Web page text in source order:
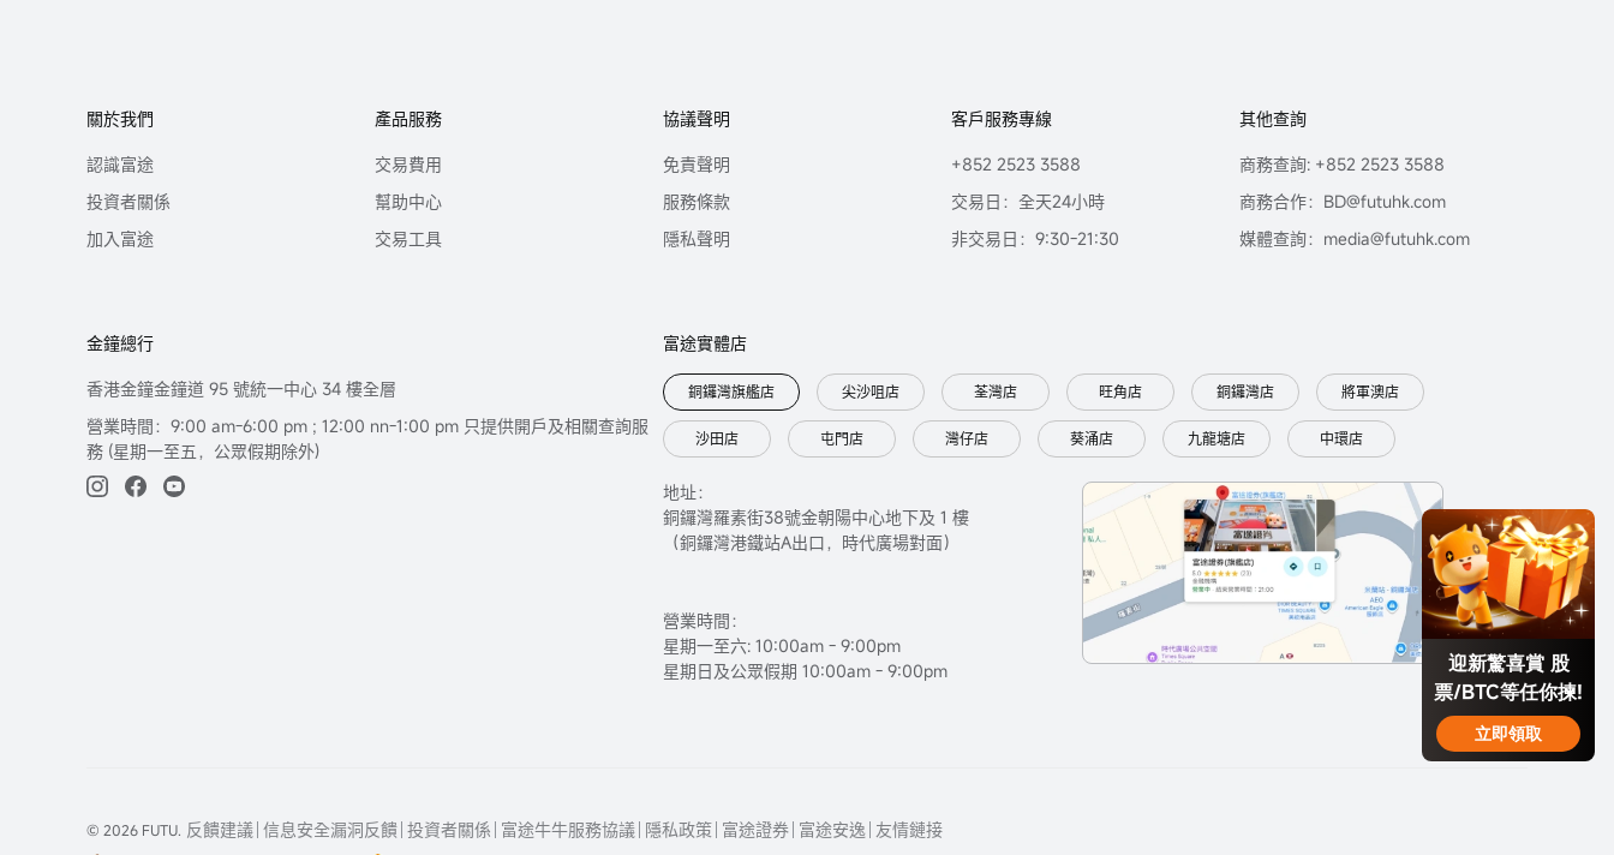
迎新驚喜賞 股
票/BTC等任你揀!
立即領取
關於我們
認識富途
投資者關係
加入富途
產品服務
交易費用
幫助中心
交易工具
協議聲明
免責聲明
服務條款
隱私聲明
客戶服務專線
+852 2523 3588
交易日：全天24小時
非交易日：9:30-21:30
其他查詢
商務查詢: +852 2523 3588
商務合作：BD@futuhk.com
媒體查詢：media@futuhk.com
金鐘總行
香港金鐘金鐘道 95 號統一中心 34 樓全層
營業時間：9:00 am-6:00 pm ; 12:00 nn-1:00 pm 只提供開戶及相關查詢服
務 (星期一至五，公眾假期除外)
富途實體店
銅鑼灣旗艦店 尖沙咀店 荃灣店 旺角店 銅鑼灣店 將軍澳店
沙田店 屯門店 灣仔店 葵涌店 九龍塘店 中環店
地址：
銅鑼灣羅素街38號金朝陽中心地下及 1 樓
（銅鑼灣港鐵站A出口，時代廣場對面）
營業時間：
星期一至六: 10:00am - 9:00pm
星期日及公眾假期 10:00am - 9:00pm
© 2026 FUTU. 反饋建議 信息安全漏洞反饋 投資者關係 富途牛牛服務協議 隱私政策 富途證券 富途安逸 友情鏈接